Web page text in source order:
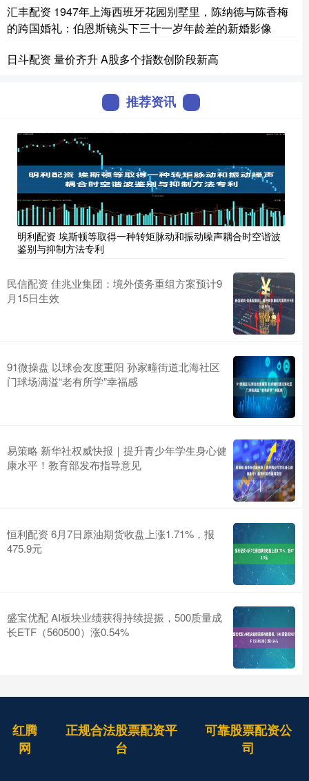
汇丰配资 1947年上海西班牙花园别墅里，陈纳德与陈香梅
的跨国婚礼：伯恩斯镜头下三十一岁年龄差的新婚影像
日斗配资 量价齐升 A股多个指数创阶段新高
推荐资讯
明利配资 埃斯顿等取得一种转矩脉动和振动噪声耦合时空谐波
鉴别与抑制方法专利
民信配资 佳兆业集团：境外债务重组方案预计9
月15日生效
91微操盘 以球会友度重阳 孙家疃街道北海社区
门球场满溢“老有所学”幸福感
易策略 新华社权威快报｜提升青少年学生身心健
康水平！教育部发布指导意见
恒利配资 6月7日原油期货收盘上涨1.71%，报
475.9元
盛宝优配 AI板块业绩获得持续提振，500质量成
长ETF（560500）涨0.54%
红腾
网
正规合法股票配资平
台
可靠股票配资公
司